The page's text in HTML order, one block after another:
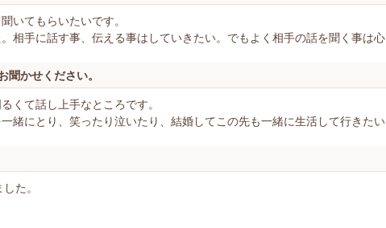
いてもらいたいです。
相手に話す事、伝える事はしていきたい。でもよく相手の話を聞く事は心
聞かせください。
くて話し上手なところです。
にとり、笑ったり泣いたり、結婚してこの先も一緒に生活して行きたい
た。